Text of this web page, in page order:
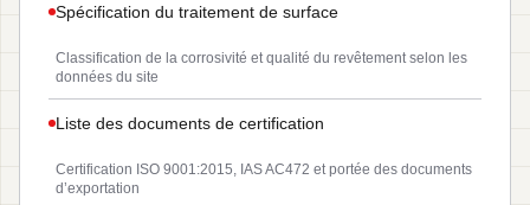
Spécification du traitement de surface
Classification de la corrosivité et qualité du revêtement selon les
données du site
Liste des documents de certification
Certification ISO 9001:2015, IAS AC472 et portée des documents
d’exportation